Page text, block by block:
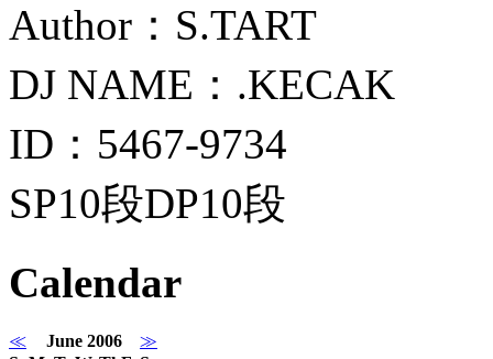
Author：S.TART
DJ NAME：.KECAK
ID：5467-9734
SP10段DP10段
Calendar
≪ June 2006
≫